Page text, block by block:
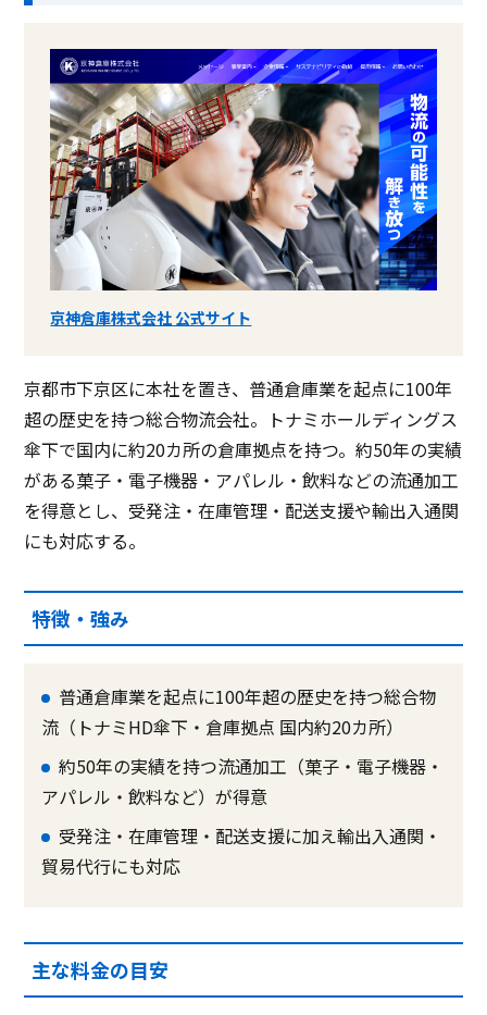
京神倉庫株式会社 公式サイト
京都市下京区に本社を置き、普通倉庫業を起点に100年
超の歴史を持つ総合物流会社。トナミホールディングス
傘下で国内に約20カ所の倉庫拠点を持つ。約50年の実績
がある菓子・電子機器・アパレル・飲料などの流通加工
を得意とし、受発注・在庫管理・配送支援や輸出入通関
にも対応する。
特徴・強み
普通倉庫業を起点に100年超の歴史を持つ総合物
流（トナミHD傘下・倉庫拠点 国内約20カ所）
約50年の実績を持つ流通加工（菓子・電子機器・
アパレル・飲料など）が得意
受発注・在庫管理・配送支援に加え輸出入通関・
貿易代行にも対応
主な料金の目安